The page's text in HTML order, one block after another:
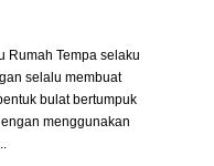
Rumah Tempa selaku
selalu membuat
bulat bertumpuk
menggunakan